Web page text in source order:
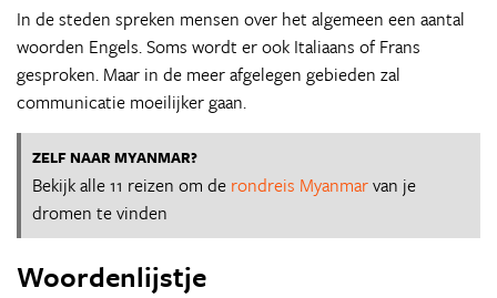
In de steden spreken mensen over het algemeen een aantal
woorden Engels. Soms wordt er ook Italiaans of Frans
gesproken. Maar in de meer afgelegen gebieden zal
communicatie moeilijker gaan.
ZELF NAAR MYANMAR?
Bekijk alle 11 reizen om de rondreis Myanmarvan je
dromen te vinden
Woordenlijstje